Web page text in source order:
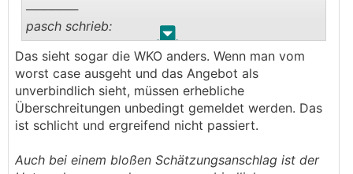
sind.
. .
──────
pasch schrieb:
──────
Sparfratz schrieb:
„Geschätzer Aufwand 200 Stunden“ mit dem
Nebensatz „Arbeitsaufwand wird nach
Das sieht sogar die WKO anders. Wenn man vom
worst case ausgeht und das Angebot als
unverbindlich sieht, müssen erhebliche
Überschreitungen unbedingt gemeldet werden. Das
ist schlicht und ergreifend nicht passiert.
Auch bei einem bloßen Schätzungsanschlag ist der